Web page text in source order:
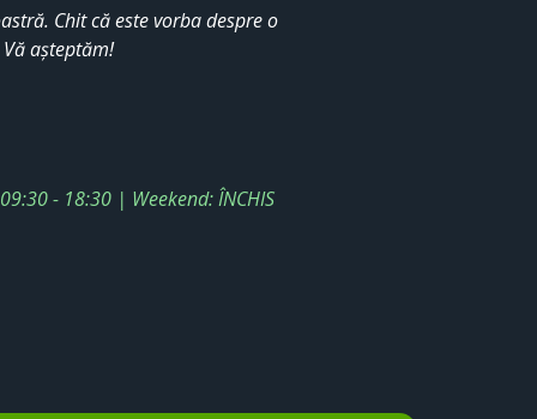
Chit că este vorba despre o
așteptăm!
- 18:30 | Weekend: ÎNCHIS